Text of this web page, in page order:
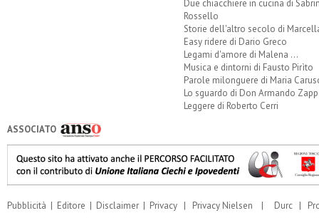
Due chiacchiere in cucina di
Rossello
Storie dell'altro secolo di
Easy ridere di Dario Greco
Legami d'amore di Malena ...
Musica e dintorni di Fausto Pirìto
Parole milonguere di Maria
Lo sguardo di Don Armando
Leggere di Roberto Cerri
ASSOCIATO
Pubblicità | Editore | Disclaimer | Privacy | Privacy Nielsen | Durc |